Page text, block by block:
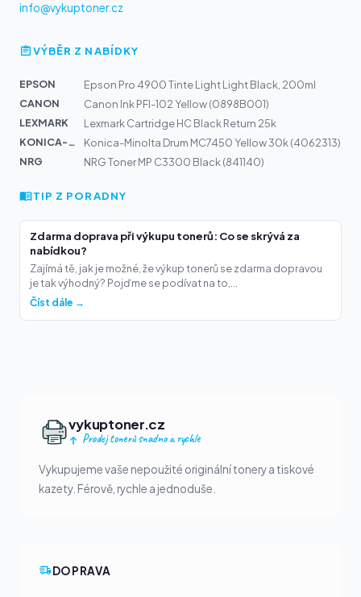
info@vykuptoner.cz
VÝBĚR Z NABÍDKY
EPSON
Epson Pro 4900 Tinte Light Light Black, 200ml
CANON
Canon Ink PFI-102 Yellow (0898B001)
LEXMARK
Lexmark Cartridge HC Black Return 25k
KONICA-MIN...
Konica-Minolta Drum MC7450 Yellow 30k (4062313)
NRG
NRG Toner MP C3300 Black (841140)
TIP Z PORADNY
Zdarma doprava při výkupu tonerů: Co se skrývá za
nabídkou?
Zajímá tě, jak je možné, že výkup tonerů se zdarma dopravou
je tak výhodný? Pojďme se podívat na to,...
Číst dále →
vykuptoner.cz
Prodej tonerů snadno a rychle
Vykupujeme vaše nepoužité originální tonery a tiskové
kazety. Férově, rychle a jednoduše.
DOPRAVA